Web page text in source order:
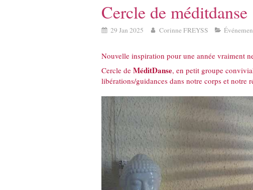
Cercle de méditdanse
29 Jan 2025 Corinne FREYSS
Nouvelle inspiration pour une année vraiment
Cercle de MéditDanse, en petit groupe
libérations/guidances dans notre corps et notre